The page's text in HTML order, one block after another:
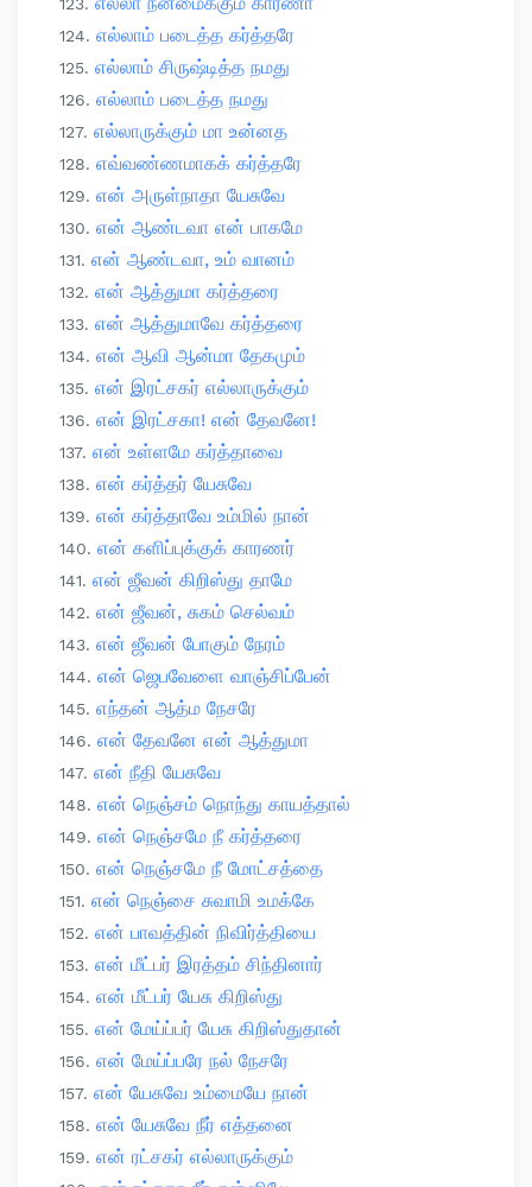
எல்லாம் படைத்த கர்த்தரே
எல்லாம் சிருஷ்டித்த நமது
எல்லாம் படைத்த நமது
எல்லாருக்கும் மா உன்னத
எவ்வண்ணமாகக் கர்த்தரே
என் அருள்நாதா யேசுவே
என் ஆண்டவா என் பாகமே
என் ஆண்டவா, உம் வானம்
என் ஆத்துமா கர்த்தரை
என் ஆத்துமாவே கர்த்தரை
என் ஆவி ஆன்மா தேகமும்
என் இரட்சகர் எல்லாருக்கும்
என் இரட்சகா! என் தேவனே!
என் உள்ளமே கர்த்தாவை
என் கர்த்தர் யேசுவே
என் கர்த்தாவே உம்மில் நான்
என் களிப்புக்குக் காரணர்
என் ஜீவன் கிறிஸ்து தாமே
என் ஜீவன், சுகம் செல்வம்
என் ஜீவன் போகும் நேரம்
என் ஜெபவேளை வாஞ்சிப்பேன்
எந்தன் ஆத்ம நேசரே
என் தேவனே என் ஆத்துமா
என் நீதி யேசுவே
என் நெஞ்சம் நொந்து காயத்தால்
என் நெஞ்சமே நீ கர்த்தரை
என் நெஞ்சமே நீ மோட்சத்தை
என் நெஞ்சை சுவாமி உமக்கே
என் பாவத்தின் நிவிர்த்தியை
என் மீட்பர் இரத்தம் சிந்தினார்
என் மீட்பர் யேசு கிறிஸ்து
என் மேய்ப்பர் யேசு கிறிஸ்துதான்
என் மேய்ப்பரே நல் நேசரே
என் யேசுவே உம்மையே நான்
என் யேசுவே நீர் எத்தனை
என் ரட்சகர் எல்லாருக்கும்